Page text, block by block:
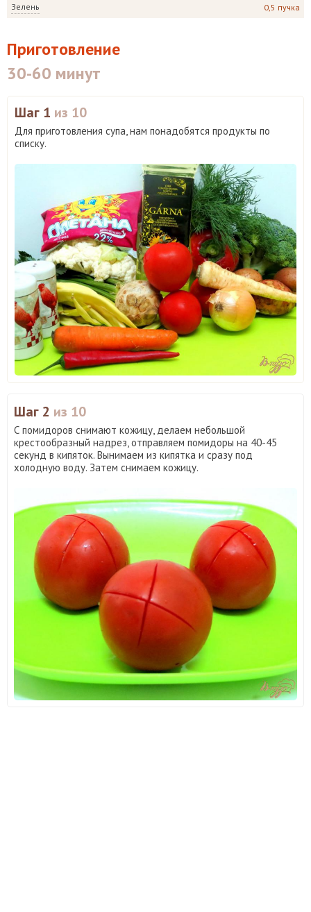
Зелень 0,5 пучка
Приготовление
30-60 минут
Шаг 1 из 10
Для приготовления супа, нам понадобятся продукты по
списку.
Шаг 2 из 10
С помидоров снимают кожицу, делаем небольшой
крестообразный надрез, отправляем помидоры на 40-45
секунд в кипяток. Вынимаем из кипятка и сразу под
холодную воду. Затем снимаем кожицу.